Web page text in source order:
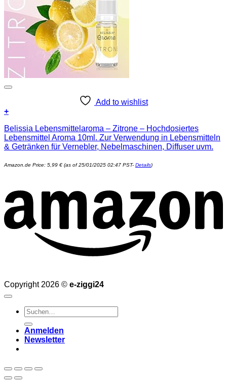
Add to wishlist
+
Belissia Lebensmittelaroma – Zitrone – Hochdosiertes
Lebensmittel Aroma 10ml. Zur Verwendung in Lebensmitteln
& Getränken für Vernebler, Nebelmaschinen, Diffuser uvm.
Amazon.de Price: 5,99 € (as of 25/01/2025 02:47 PST- Details)
Copyright 2026 © e-ziggi24
Suchen
nach:
Anmelden
Newsletter